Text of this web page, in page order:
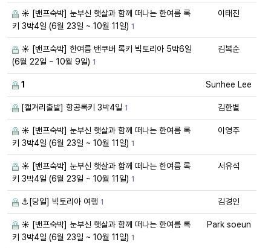
☀️ [밴프숙박] 눈부신 햇살과 함께 떠나는 한여름 록
키 3박4일 (6월 23일 ~ 10월 11일) 1
이태진
☀️ [밴프숙박] 한여름 밴쿠버 록키 빅토리아 5박6일
(6월 22일 ~ 10월 9일) 1
김복순
1 Sunhee Lee
[캘거리출발] 항공록키 3박4일 1 김한별
☀️ [밴프숙박] 눈부신 햇살과 함께 떠나는 한여름 록
키 3박4일 (6월 23일 ~ 10월 11일) 1
이영주
☀️ [밴프숙박] 눈부신 햇살과 함께 떠나는 한여름 록
키 3박4일 (6월 23일 ~ 10월 11일) 1
서유석
⚓[당일] 빅토리아 여행 1 김경인
☀️ [밴프숙박] 눈부신 햇살과 함께 떠나는 한여름 록
키 3박4일 (6월 23일 ~ 10월 11일) 1
Park soeun